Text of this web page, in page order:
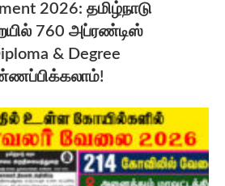
2026: தமிழ்நாடு
760 அப்ரண்டிஸ்
& Degree